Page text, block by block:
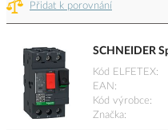
Přidat k porovnání
SCHNEIDER
Kód ELFETEX
EAN
Kód výrobce
Značka